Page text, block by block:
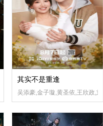
其实不是重逢
吴添豪,金子璇,黄圣依,王欣政,刘